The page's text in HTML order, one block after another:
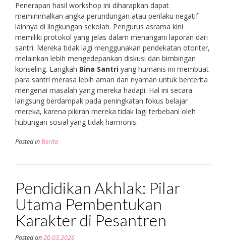
Penerapan hasil workshop ini diharapkan dapat
meminimalkan angka perundungan atau perilaku negatif
lainnya di lingkungan sekolah. Pengurus asrama kini
memiliki protokol yang jelas dalam menangani laporan dari
santri. Mereka tidak lagi menggunakan pendekatan otoriter,
melainkan lebih mengedepankan diskusi dan bimbingan
konseling. Langkah Bina Santri yang humanis ini membuat
para santri merasa lebih aman dan nyaman untuk bercerita
mengenai masalah yang mereka hadapi. Hal ini secara
langsung berdampak pada peningkatan fokus belajar
mereka, karena pikiran mereka tidak lagi terbebani oleh
hubungan sosial yang tidak harmonis.
Posted inBerita
Pendidikan Akhlak: Pilar
Utama Pembentukan
Karakter di Pesantren
Posted on20.03.2026